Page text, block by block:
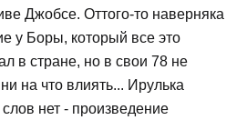
Джобсе. Оттого-то наверняка
у Боры, который все это
в стране, но в свои 78 не
на что влиять... Ирулька
нет - произведение